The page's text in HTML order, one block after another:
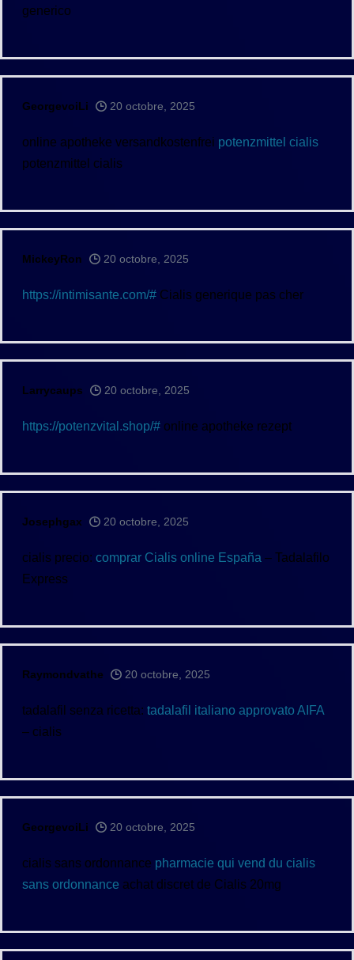
generico
GeorgevoiLi 20 octobre, 2025
online apotheke versandkostenfrei potenzmittel cialis
potenzmittel cialis
MickeyRon 20 octobre, 2025
https://intimisante.com/# Cialis generique pas cher
Larrycaups 20 octobre, 2025
https://potenzvital.shop/# online apotheke rezept
Josephgax 20 octobre, 2025
cialis precio: comprar Cialis online España – Tadalafilo
Express
Raymondvathe 20 octobre, 2025
tadalafil senza ricetta: tadalafil italiano approvato AIFA
– cialis
GeorgevoiLi 20 octobre, 2025
cialis sans ordonnance pharmacie qui vend du cialis
sans ordonnance achat discret de Cialis 20mg